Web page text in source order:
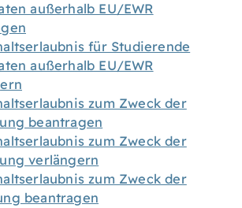
außerhalb EU/EWR
für Studierende
außerhalb EU/EWR
zum Zweck der
beantragen
zum Zweck der
verlängern
zum Zweck der
beantragen